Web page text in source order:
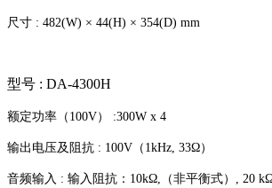
尺寸 : 482(W) × 44(H) × 354(D) mm
型号 : DA-4300H
额定功率（100V） :300W x 4
输出电压及阻抗 : 100V（1kHz, 33Ω）
音频输入 : 输入阻抗：10kΩ,（非平衡式）, 20